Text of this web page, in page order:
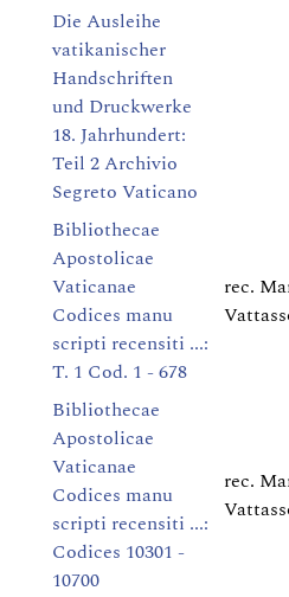
Die Ausleihe
vatikanischer
Handschriften
und Druckwerke
18. Jahrhundert:
Teil 2 Archivio
Segreto Vaticano
Bibliothecae
Apostolicae
Vaticanae
Codices manu
scripti recensiti ...:
T. 1 Cod. 1 - 678
rec.
Bibliothecae
Apostolicae
Vaticanae
Codices manu
scripti recensiti ...:
Codices 10301 -
10700
rec.